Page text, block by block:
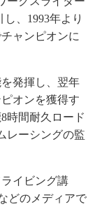
、1993年より
ャンピオンに
発揮し、翌年
オンを獲得す
時間耐久ロード
レーシングの監
イビング講
どのメディアで